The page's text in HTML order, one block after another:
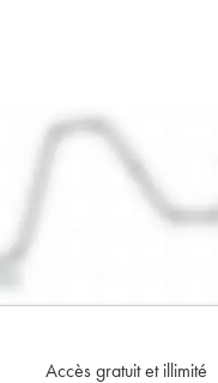
Accès gratuit et illimité